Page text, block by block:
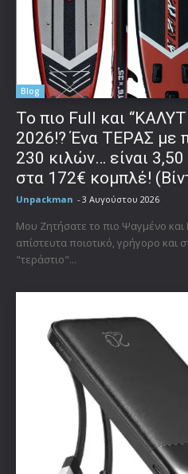
Blog
To πιο Full και
2026!? Ένα ΤΕΡΑΣ με
230 κιλών… είναι 3,50
στα 172€ κομπλέ!
Unpackman - 3 Αυγούστου 2026
Μου Ζητήσατε το πιο Ψαγμένο και
απίστευτα ποιοτικό, γρήγορο και
"τεράστιο"...